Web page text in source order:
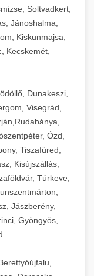
Soltvadkert,
Jánoshalma,
Kiskunmajsa,
Kecskemét,
Dunakeszi,
Visegrád,
Ózd,
Tiszafüred,
Kisújszállás,
Túrkeve,
Jászberény,
Gyöngyös,